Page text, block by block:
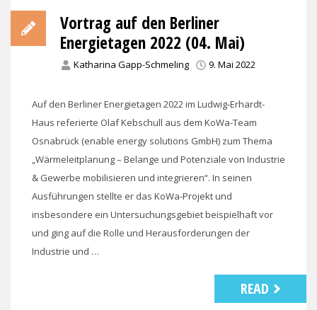
Vortrag auf den Berliner
Energietagen 2022 (04. Mai)
Katharina Gapp-Schmeling 9. Mai 2022
Auf den Berliner Energietagen 2022 im Ludwig-Erhardt-
Haus referierte Olaf Kebschull aus dem KoWa-Team
Osnabrück (enable energy solutions GmbH) zum Thema
„Wärmeleitplanung – Belange und Potenziale von Industrie
& Gewerbe mobilisieren und integrieren“. In seinen
Ausführungen stellte er das KoWa-Projekt und
insbesondere ein Untersuchungsgebiet beispielhaft vor
und ging auf die Rolle und Herausforderungen der
Industrie und …
READ